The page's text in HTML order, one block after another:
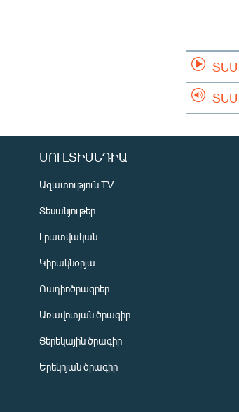
ՄՈՒԼՏԻՄԵԴԻԱ
Ազատություն TV
Տեսանյութեր
Լրատվական
Կիրակնօրյա
Ռադիոծրագրեր
Առավոտյան ծրագիր
Ցերեկային ծրագիր
Երեկոյան ծրագիր